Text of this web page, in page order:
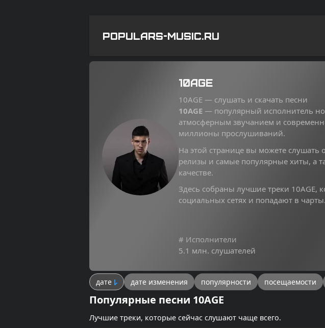
POPULARS-MUSIC.RU
10AGE
10AGE — слушать и скачать песни
10AGE— популярный исполнитель
атмосферным звучанием и
миллионы прослушиваний.
На этой странице вы можете
релизы и самые популярные хиты, а
качестве.
Здесь собраны лучшие треки 10AGE,
социальных сетях и попадают в чарты.
# Исполнители
5.1 млн. слушателей
дате дате изменения популярности посещаемости
Популярные песни 10AGE
Лучшие треки, которые сейчас слушают чаще всего.